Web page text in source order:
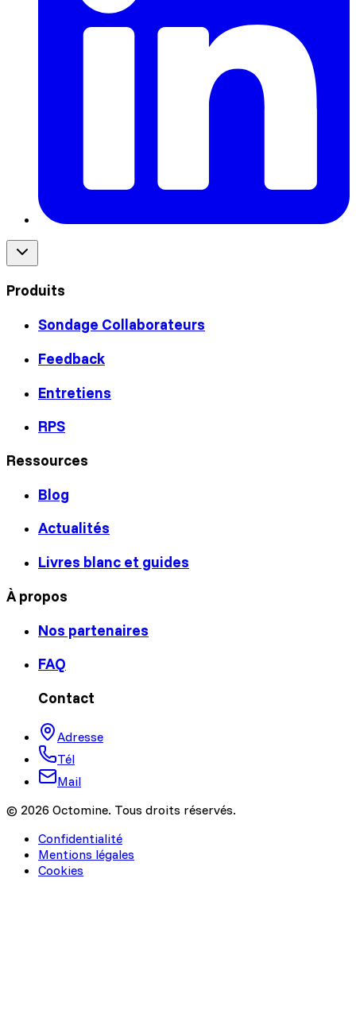
Produits
Sondage Collaborateurs
Feedback
Entretiens
RPS
Ressources
Blog
Actualités
Livres blanc et guides
À propos
Nos partenaires
FAQ
Contact
Adresse
Tél
Mail
© 2026 Octomine. Tous droits réservés.
Confidentialité
Mentions légales
Cookies